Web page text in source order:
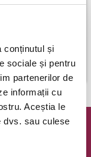
conținutul și
sociale și pentru
partenerilor de
informații cu
Aceștia le
dvs. sau culese